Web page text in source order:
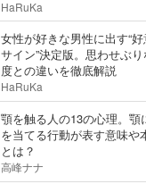
HaRuKa
女性が好きな男性に出す“
サイン”決定版。思わせぶ
度との違いを徹底解説
HaRuKa
顎を触る人の13の心理。顎
を当てる行動が表す意味や
とは？
高峰ナナ